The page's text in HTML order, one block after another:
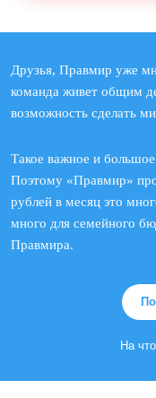
Друзья, Правмир уже
команда живет общим
возможность сделать
Такое важное и
Поэтому «Правмир»
рублей в месяц это
много для семейного
Правмира.
На